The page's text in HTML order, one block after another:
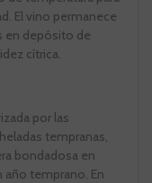
El vino permanece
en depósito de
cítrica.
por las
tempranas,
bondadosa en
año temprano. En